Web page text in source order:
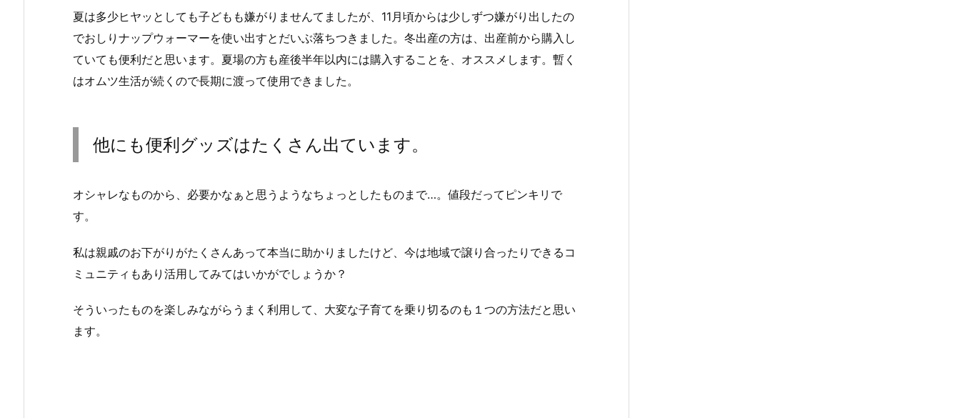
夏は多少ヒヤッとしても子どもも嫌がりませんてましたが、11月頃からは少しずつ嫌がり出したの
でおしりナップウォーマーを使い出すとだいぶ落ちつきました。冬出産の方は、出産前から購入し
ていても便利だと思います。夏場の方も産後半年以内には購入することを、オススメします。暫く
はオムツ生活が続くので長期に渡って使用できました。
他にも便利グッズはたくさん出ています。
オシャレなものから、必要かなぁと思うようなちょっとしたものまで…。値段だってピンキリで
す。
私は親戚のお下がりがたくさんあって本当に助かりましたけど、今は地域で譲り合ったりできるコ
ミュニティもあり活用してみてはいかがでしょうか？
そういったものを楽しみながらうまく利用して、大変な子育てを乗り切るのも１つの方法だと思い
ます。